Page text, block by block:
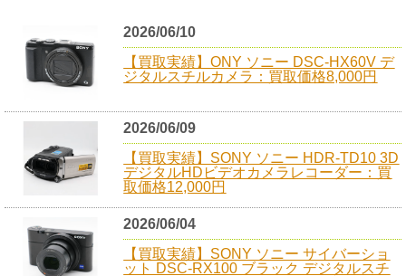
2026/06/10
【買取実績】ONY ソニー DSC-HX60V デ
ジタルスチルカメラ：買取価格8,000円
2026/06/09
【買取実績】SONY ソニー HDR-TD10 3D
デジタルHDビデオカメラレコーダー：買
取価格12,000円
2026/06/04
【買取実績】SONY ソニー サイバーショ
ット DSC-RX100 ブラック デジタルスチ